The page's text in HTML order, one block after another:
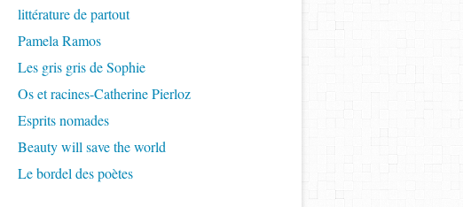
littérature de partout
Pamela Ramos
Les gris gris de Sophie
Os et racines-Catherine Pierloz
Esprits nomades
Beauty will save the world
Le bordel des poètes